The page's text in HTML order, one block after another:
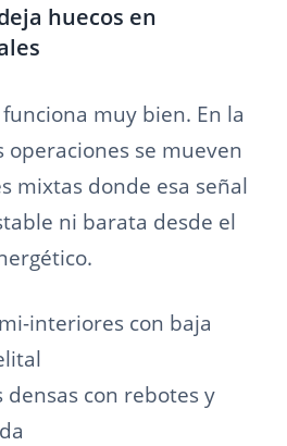
huecos en
funciona muy bien. En la
operaciones se mueven
mixtas donde esa señal
ni barata desde el
interiores con baja
densas con rebotes y